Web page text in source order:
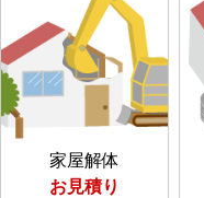
家屋解体
お見積り